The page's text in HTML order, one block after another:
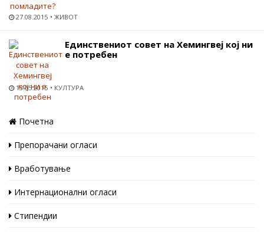
27.08.2015 ЖИВОТ
Единствениот совет на Хемингвеј кој ни
е потребен
13.05.2015 КУЛТУРА
Почетна
Препорачани огласи
Вработување
Интернационални огласи
Стипендии